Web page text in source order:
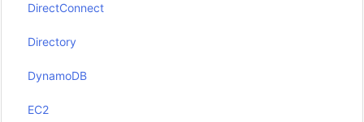
DirectConnect
Directory
DynamoDB
EC2